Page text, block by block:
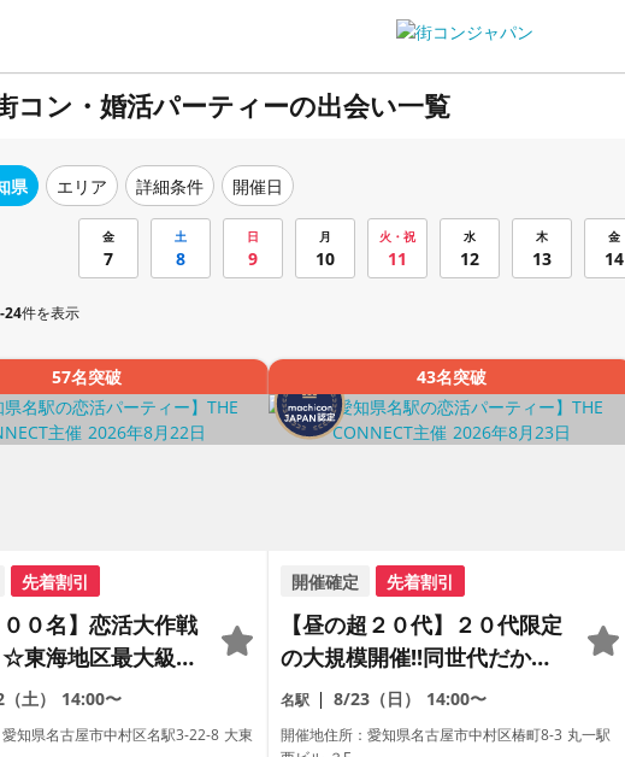
コン・婚活パーティーの出会い一覧
県 エリア 詳細条件 開催日
金
7
土
8
日
9
月
10
火・祝
11
水
12
木
13
金
14
24件を表示
57名突破
先着割引
００名】恋活大作戦
☆東海地区最大級の
ィー【２０代＆ア
中心】【１人参加
土） 14:00〜
知県名古屋市中村区名駅3-22-8 大東
43名突破
開催確定 先着割引
【昼の超２０代】２０代限定
の大規模開催!!同世代だから
距離が縮まる２０代だけの大
合コン♡【１人参加も多数】
名駅 8/23（日） 14:00〜
開催地住所：愛知県名古屋市中村区椿町8-3 丸一駅